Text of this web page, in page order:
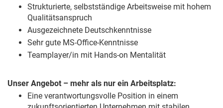
Strukturierte, selbstständige Arbeitsweise mit hohem
Qualitätsanspruch
Ausgezeichnete Deutschkenntnisse
Sehr gute MS-Office-Kenntnisse
Teamplayer/in mit Hands-on Mentalität
Unser Angebot – mehr als nur ein Arbeitsplatz:
Eine verantwortungsvolle Position in einem